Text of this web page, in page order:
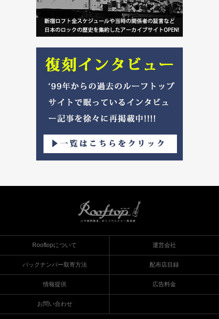
Rooftopについて 運営会社
バックナンバー取寄方法 配布店目録
情報提供 広告料金
お問い合わせ